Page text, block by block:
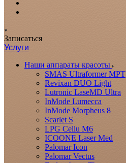
Записаться
Услуги
Наши аппараты красоты
SMAS Ultraformer MPT
Revixan DUO Light
Lutronic LaseMD Ultra
InMode Lumecca
InMode Morpheus 8
Scarlet S
LPG Cellu M6
ICOONE Laser Med
Palomar Icon
Palomar Vectus